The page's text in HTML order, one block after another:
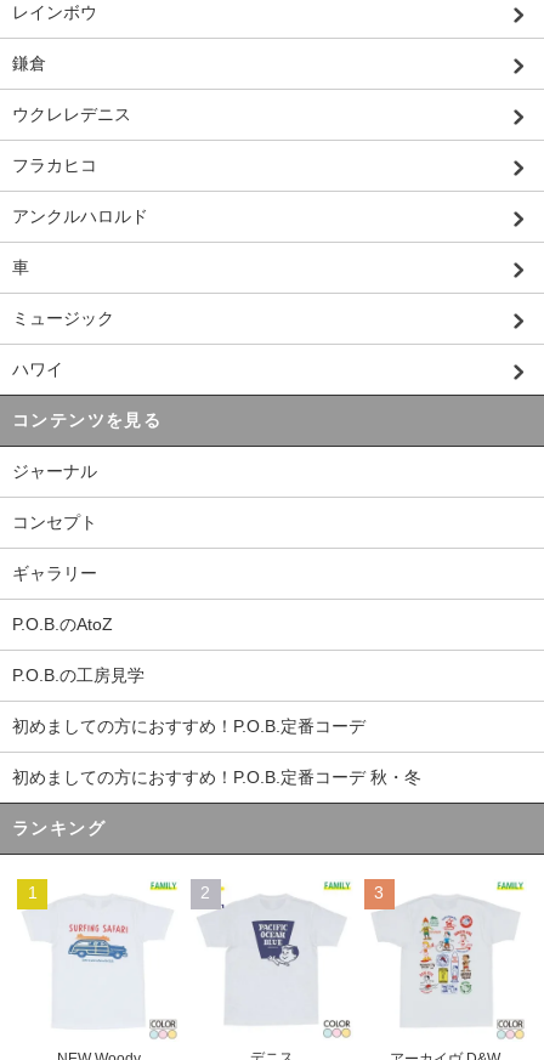
レインボウ
鎌倉
ウクレレデニス
フラカヒコ
アンクルハロルド
車
ミュージック
ハワイ
コンテンツを見る
ジャーナル
コンセプト
ギャラリー
P.O.B.のAtoZ
P.O.B.の工房見学
初めましての方におすすめ！P.O.B.定番コーデ
初めましての方におすすめ！P.O.B.定番コーデ 秋・冬
ランキング
1 2 3